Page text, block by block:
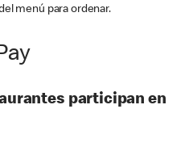
menú para ordenar.
participan en